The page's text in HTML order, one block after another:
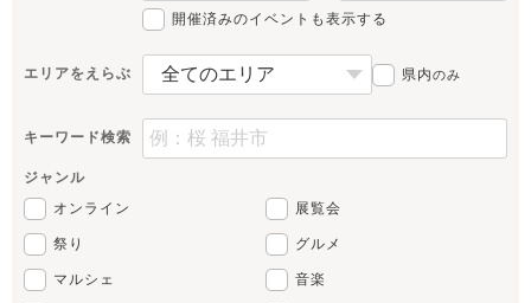
開催済みのイベントも表示する
エリアをえらぶ 県内のみ
キーワード検索
ジャンル
オンライン
展覧会
祭り グルメ
マルシェ 音楽